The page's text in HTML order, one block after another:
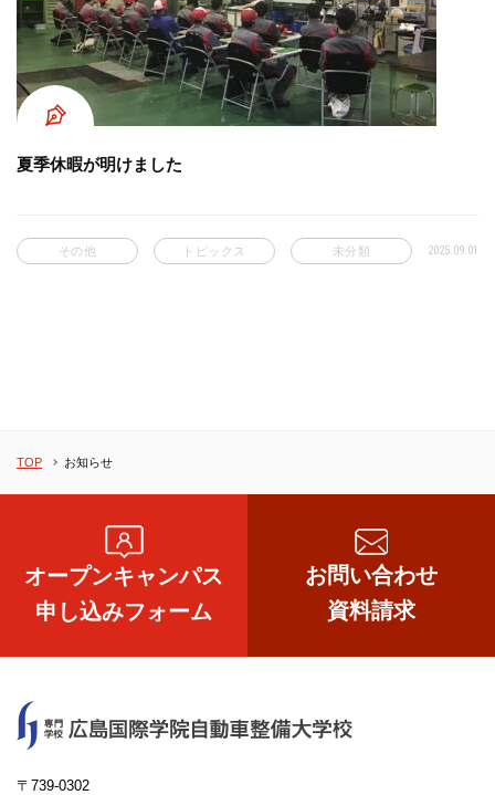
夏季休暇が明けました
その他 トピックス 未分類 2025.09.01
TOP お知らせ
オープンキャンパス
申し込みフォーム
お問い合わせ
資料請求
〒739-0302